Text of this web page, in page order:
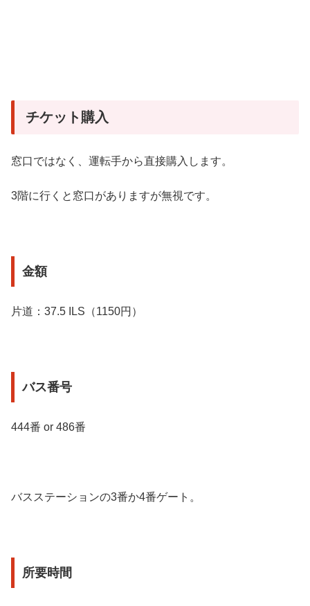
チケット購入
窓口ではなく、運転手から直接購入します。
3階に行くと窓口がありますが無視です。
金額
片道：37.5 ILS（1150円）
バス番号
444番 or 486番
バスステーションの3番か4番ゲート。
所要時間